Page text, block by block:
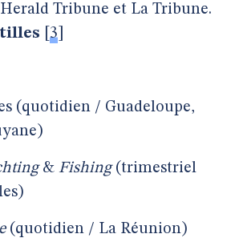
Tribune et La Tribune.
3
(quotidien / Guadeloupe,
& Fishing(trimestriel
(quotidien / La Réunion)